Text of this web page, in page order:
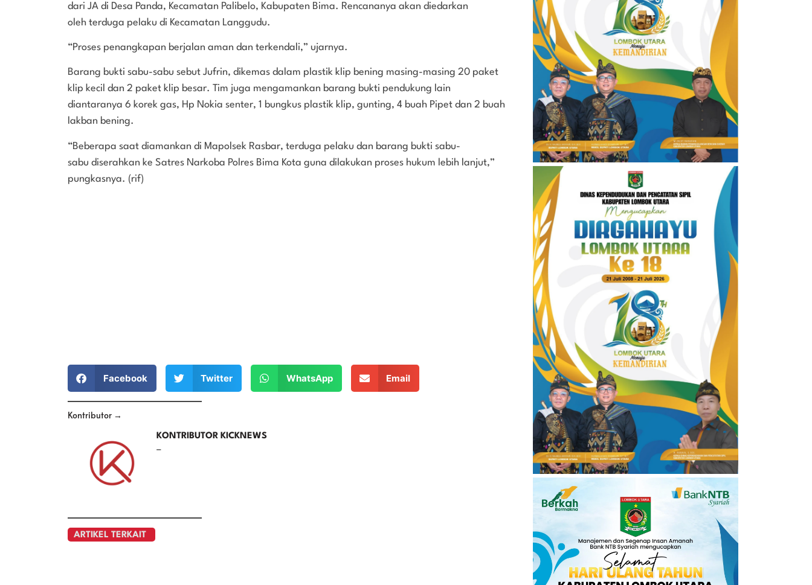
dari JA di Desa Panda, Kecamatan Palibelo, Kabupaten Bima. Rencananya akan diedarkan
oleh terduga pelaku di Kecamatan Langgudu.
“Proses penangkapan berjalan aman dan terkendali,” ujarnya.
Barang bukti sabu-sabu sebut Jufrin, dikemas dalam plastik klip bening masing-masing 20 paket
klip kecil dan 2 paket klip besar. Tim juga mengamankan barang bukti pendukung lain
diantaranya 6 korek gas, Hp Nokia senter, 1 bungkus plastik klip, gunting, 4 buah Pipet dan 2 buah
lakban bening.
“Beberapa saat diamankan di Mapolsek Rasbar, terduga pelaku dan barang bukti sabu-
sabu diserahkan ke Satres Narkoba Polres Bima Kota guna dilakukan proses hukum lebih lanjut,”
pungkasnya. (rif)
Facebook Twitter WhatsApp Email
Kontributor →
KONTRIBUTOR KICKNEWS
–
ARTIKEL TERKAIT